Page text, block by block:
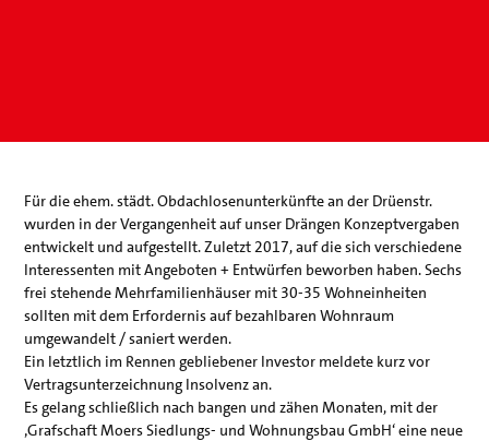
Für die ehem. städt. Obdachlosenunterkünfte an der Drüenstr.
wurden in der Vergangenheit auf unser Drängen Konzeptvergaben
entwickelt und aufgestellt. Zuletzt 2017, auf die sich verschiedene
Interessenten mit Angeboten + Entwürfen beworben haben. Sechs
frei stehende Mehrfamilienhäuser mit 30-35 Wohneinheiten
sollten mit dem Erfordernis auf bezahlbaren Wohnraum
umgewandelt / saniert werden.
Ein letztlich im Rennen gebliebener Investor meldete kurz vor
Vertragsunterzeichnung Insolvenz an.
Es gelang schließlich nach bangen und zähen Monaten, mit der
‚Grafschaft Moers Siedlungs- und Wohnungsbau GmbH‘ eine neue